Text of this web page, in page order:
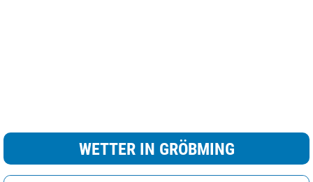
WETTER IN GRÖBMING